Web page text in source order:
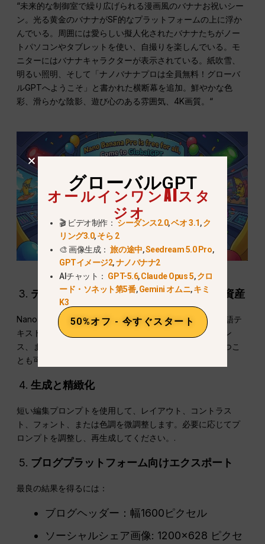
“未来的な制御室で繰り広げられる漫画風のバナナお祝いシー
ン。光る黄金のバナナがSF的なプラットフォームの上に浮か
んでいる。周囲には愛らしい擬人化されたバナナたちがノー
トパソコンやタブレットを使い、自撮りを楽しんでいる。モ
ニターにはバナナキャラクターが表示されている。紙吹雪、
明るい照明、そして「ナノバナナプロは全員無料！グローバ
ルGPTへようこそ」と書かれた横断幕を追加。鮮やかな色
彩、滑らかな陰影、遊び心のある雰囲気、4K画質。“
テキストを追加 + オプションのブランド資産
Nano Banana Proは、画像上に直接英語、中国語、多言語テ
キストをきれいに表示できます。ロゴ、カラーリファレン
ス、または過去のカバーをアップロードして統一感を保つこ
とも可能です。.
生成と精緻化
短い編集プロンプトを使用して、レイアウト、コントラス
ト、フォント、または色調を微調整します。必要に応じてプ
ロンプトを調整し、再生成してください。.
ブログプラットフォーム向けエクスポート
最良の結果を得るには：
ブログヘッダー：幅1600ピクセル
ソーシャルシェア画像: 1200×628 ピクセ
グローバルGPT
オールインワンAIスタ
ジオ
🎬 ビデオ制作：シーダンス2.0,ベオ 3.1,ク
リング3.0,そら 2
🎨 画像生成：旅の途中,Seedream 5.0 Pro,
GPTイメージ2,ナノバナナ2
AIチャット： GPT-5.6,Claude Opus 5,クロ
ード・ソネット第5番,Gemini オムニ,キミ
K3
50%オフ - 今すぐスタート